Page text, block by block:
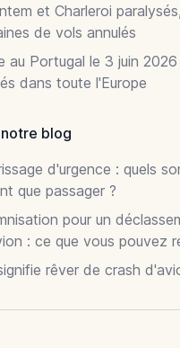
et Charleroi
de vols annulés
au Portugal le 3 juin
dans toute l'Europe
blog
d'urgence : quels
que passager ?
pour un
: ce que vous pouvez
rêver de crash